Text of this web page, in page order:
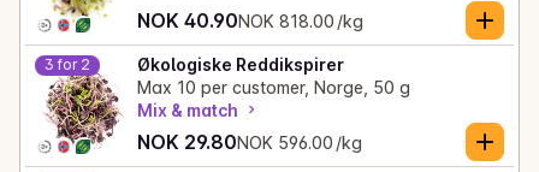
NOK 40.90
Current price is: NOK 40.90
NOK 818.00 /kg
Unit price: NOK 818.00 /kg
3 for 2
Økologiske Reddikspirer
Max 10 per customer, Norge, 50 g
Mix & match
NOK 29.80
Current price is: NOK 29.80
NOK 596.00 /kg
Unit price: NOK 596.00 /kg